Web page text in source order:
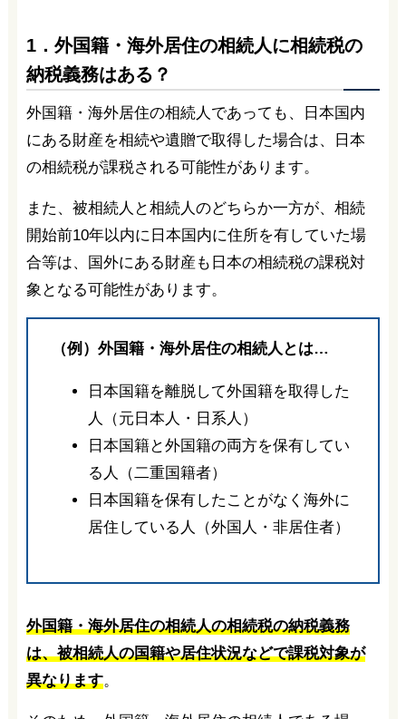
1．外国籍・海外居住の相続人に相続税の
納税義務はある？
外国籍・海外居住の相続人であっても、日本国内
にある財産を相続や遺贈で取得した場合は、日本
の相続税が課税される可能性があります。
また、被相続人と相続人のどちらか一方が、相続
開始前10年以内に日本国内に住所を有していた場
合等は、国外にある財産も日本の相続税の課税対
象となる可能性があります。
（例）外国籍・海外居住の相続人とは…
日本国籍を離脱して外国籍を取得した
人（元日本人・日系人）
日本国籍と外国籍の両方を保有してい
る人（二重国籍者）
日本国籍を保有したことがなく海外に
居住している人（外国人・非居住者）
外国籍・海外居住の相続人の相続税の納税義務
は、被相続人の国籍や居住状況などで課税対象が
異なります。